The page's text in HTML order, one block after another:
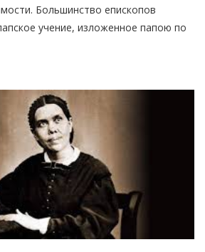
Большинство епископов
учение, изложенное папою по